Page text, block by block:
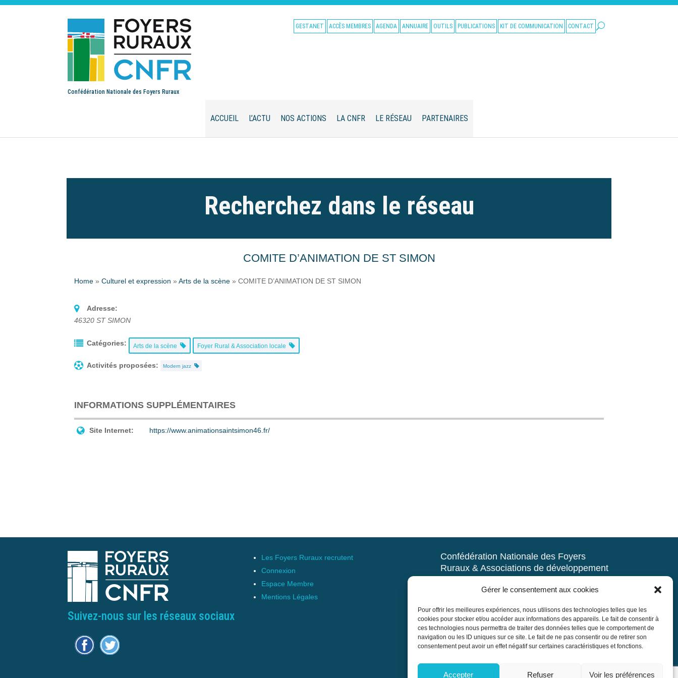
Gérer le consentement aux cookies
Pour offrir les meilleures expériences, nous utilisons des technologies telles que les
cookies pour stocker et/ou accéder aux informations des appareils. Le fait de consentir à
ces technologies nous permettra de traiter des données telles que le comportement de
navigation ou les ID uniques sur ce site. Le fait de ne pas consentir ou de retirer son
consentement peut avoir un effet négatif sur certaines caractéristiques et fonctions.
Accepter Refuser Voir les préférences
Confédération Nationale des Foyers Ruraux
GESTANET ACCÈS MEMBRES AGENDA ANNUAIRE OUTILS PUBLICATIONS KIT DE COMMUNICATION CONTACT
ACCUEIL L’ACTU NOS ACTIONS LA CNFR LE RÉSEAU PARTENAIRES
Recherchez dans le réseau
COMITE D’ANIMATION DE ST SIMON
Home » Culturel et expression » Arts de la scène » COMITE D’ANIMATION DE ST SIMON
Adresse:
46320 ST SIMON
Catégories: Arts de la scène Foyer Rural & Association locale
Activités proposées: Modern jazz
INFORMATIONS SUPPLÉMENTAIRES
Site Internet: https://www.animationsaintsimon46.fr/
Suivez-nous sur les réseaux sociaux
Les Foyers Ruraux recrutent
Connexion
Espace Membre
Mentions Légales
Confédération Nationale des Foyers
Ruraux & Associations de développement
Tél : 01.43.60.14.20
cnfr@mouvement-rural.org